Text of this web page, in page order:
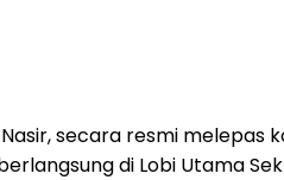
secara resmi
di Lobi Utama